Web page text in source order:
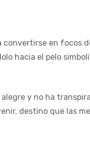
en focos
hacia el pelo
y no ha
destino que las